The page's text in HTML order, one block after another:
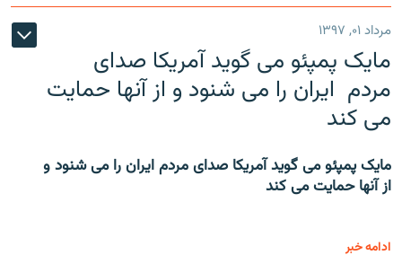
مرداد ۰۱, ۱۳۹۷
مایک پمپئو می گوید آمریکا صدای
مردم ایران را می شنود و از آنها حمایت
می کند
مایک پمپئو می گوید آمریکا صدای مردم ایران را می شنود و
از آنها حمایت می کند
ادامه خبر